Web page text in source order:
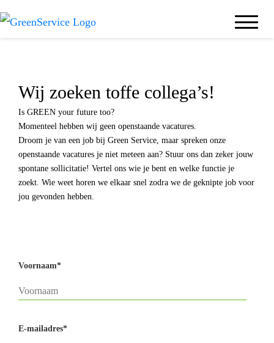
Wij zoeken toffe collega’s!
Is GREEN your future too?
Momenteel hebben wij geen openstaande vacatures.
Droom je van een job bij Green Service, maar spreken onze
openstaande vacatures je niet meteen aan? Stuur ons dan zeker jouw
spontane sollicitatie! Vertel ons wie je bent en welke functie je
zoekt. Wie weet horen we elkaar snel zodra we de geknipte job voor
jou gevonden hebben.
Voornaam*
E-mailadres*